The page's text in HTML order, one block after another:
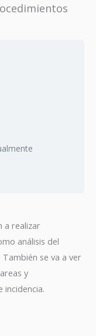
a realizar
análisis del
se va a ver
y
incidencia.